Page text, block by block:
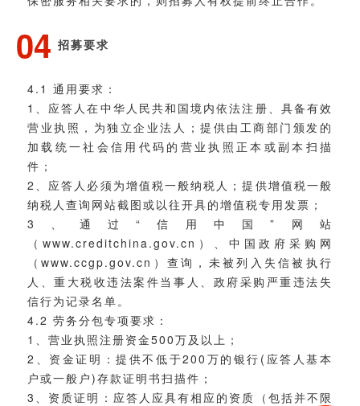
04 招募要求
4.1 通用要求：
1、应答人在中华人民共和国境内依法注册、具备有效
营业执照，为独立企业法人；提供由工商部门颁发的
加载统一社会信用代码的营业执照正本或副本扫描
件；
2、应答人必须为增值税一般纳税人；提供增值税一般
纳税人查询网站截图或以往开具的增值税专用发票；
3、通过“信用中国”网站
（www.creditchina.gov.cn）、中国政府采购网
（www.ccgp.gov.cn）查询，未被列入失信被执行
人、重大税收违法案件当事人、政府采购严重违法失
信行为记录名单。
4.2 劳务分包专项要求：
1、营业执照注册资金500万及以上；
2、资金证明：提供不低于200万的银行(应答人基本
户或一般户)存款证明书扫描件；
3、资质证明：应答人应具有相应的资质（包括并不限